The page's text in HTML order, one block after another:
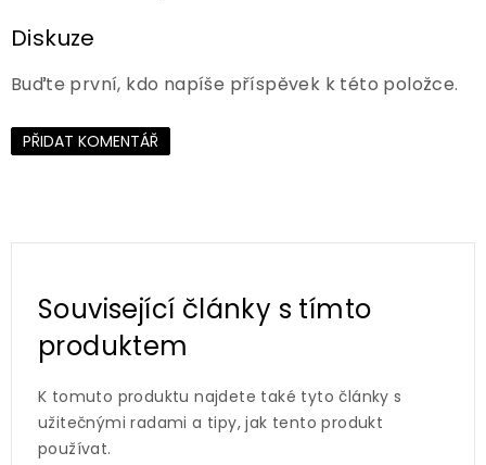
Diskuze
Buďte první, kdo napíše příspěvek k této položce.
PŘIDAT KOMENTÁŘ
Související články s tímto
produktem
K tomuto produktu najdete také tyto články s
užitečnými radami a tipy, jak tento produkt
používat.